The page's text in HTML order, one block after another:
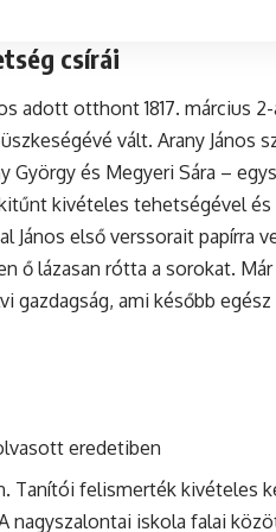
csírái
adott otthont 1817. március
vált. Arany János
és Megyeri Sára –
kivételes tehetségével
János első verssorait papírra
ő lázasan rótta a sorokat.
gazdagság, ami később
eredetiben
Tanítói felismerték kivételes
nagyszalontai iskola falai